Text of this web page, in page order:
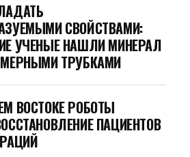
СВОЙСТВАМИ:
УЧЕНЫЕ НАШЛИ МИНЕРАЛ
ТРУБКАМИ
ВОСТОКЕ РОБОТЫ
ПАЦИЕНТОВ